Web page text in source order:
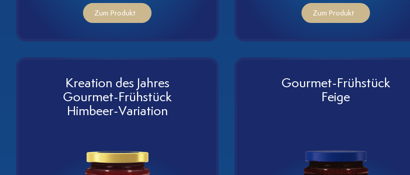
Zum Produkt Zum Produkt
Kreation des Jahres
Gourmet-Frühstück
Himbeer-Variation
Gourmet-Frühstück
Feige